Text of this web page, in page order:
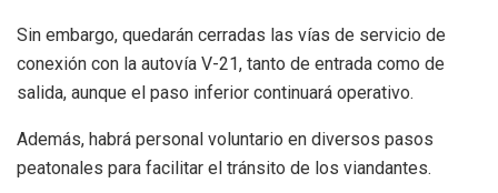
Sin embargo, quedarán cerradas las vías de servicio de
conexión con la autovía V-21, tanto de entrada como de
salida, aunque el paso inferior continuará operativo.
Además, habrá personal voluntario en diversos pasos
peatonales para facilitar el tránsito de los viandantes.